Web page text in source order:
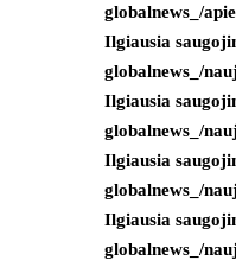
globalnews_/
Ilgiausia
globalnews_/
Ilgiausia
globalnews_/
Ilgiausia
globalnews_/
Ilgiausia
globalnews_/